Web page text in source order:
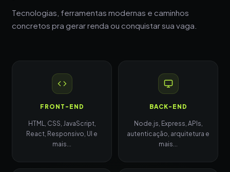
Tecnologias, ferramentas modernas e caminhos
concretos pra gerar renda ou conquistar sua vaga.
FRONT-END
HTML, CSS, JavaScript,
React, Responsivo, UI e
mais...
BACK-END
Node.js, Express, APIs,
autenticação, arquitetura e
mais...